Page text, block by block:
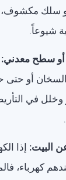
سلك
شيوعاً.
أو سطح معدني:
أو حتى
وخلل في
البيت: إذا
كهرباء،